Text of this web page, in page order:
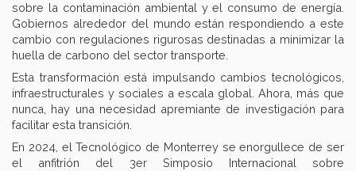
sobre la contaminación ambiental y el consumo de energía.
Gobiernos alrededor del mundo están respondiendo a este
cambio con regulaciones rigurosas destinadas a minimizar la
huella de carbono del sector transporte.
Esta transformación está impulsando cambios tecnológicos,
infraestructurales y sociales a escala global. Ahora, más que
nunca, hay una necesidad apremiante de investigación para
facilitar esta transición.
En 2024, el Tecnológico de Monterrey se enorgullece de ser
el anfitrión del 3er Simposio Internacional sobre